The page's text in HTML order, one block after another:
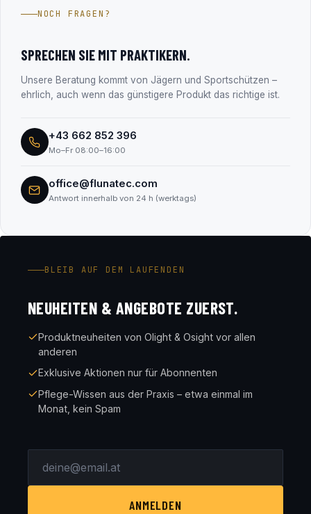
Salzburg). Alle Unternehmensdaten findest du transparent
NOCH FRAGEN?
SPRECHEN SIE MIT PRAKTIKERN.
Unsere Beratung kommt von Jägern und Sportschützen –
ehrlich, auch wenn das günstigere Produkt das richtige ist.
+43 662 852 396
Mo–Fr 08:00–16:00
office@flunatec.com
Antwort innerhalb von 24 h (werktags)
BLEIB AUF DEM LAUFENDEN
NEUHEITEN & ANGEBOTE ZUERST.
Produktneuheiten von Olight & Osight vor allen
anderen
Exklusive Aktionen nur für Abonnenten
Pflege-Wissen aus der Praxis – etwa einmal im
Monat, kein Spam
ANMELDEN